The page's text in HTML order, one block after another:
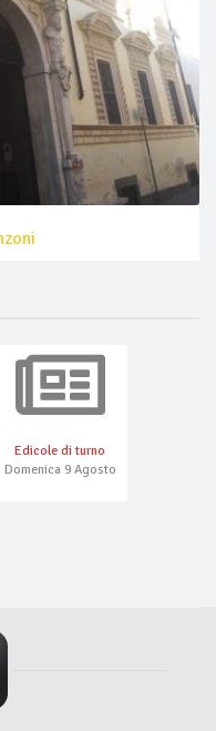
Edicole di turno
Domenica 9 Agosto